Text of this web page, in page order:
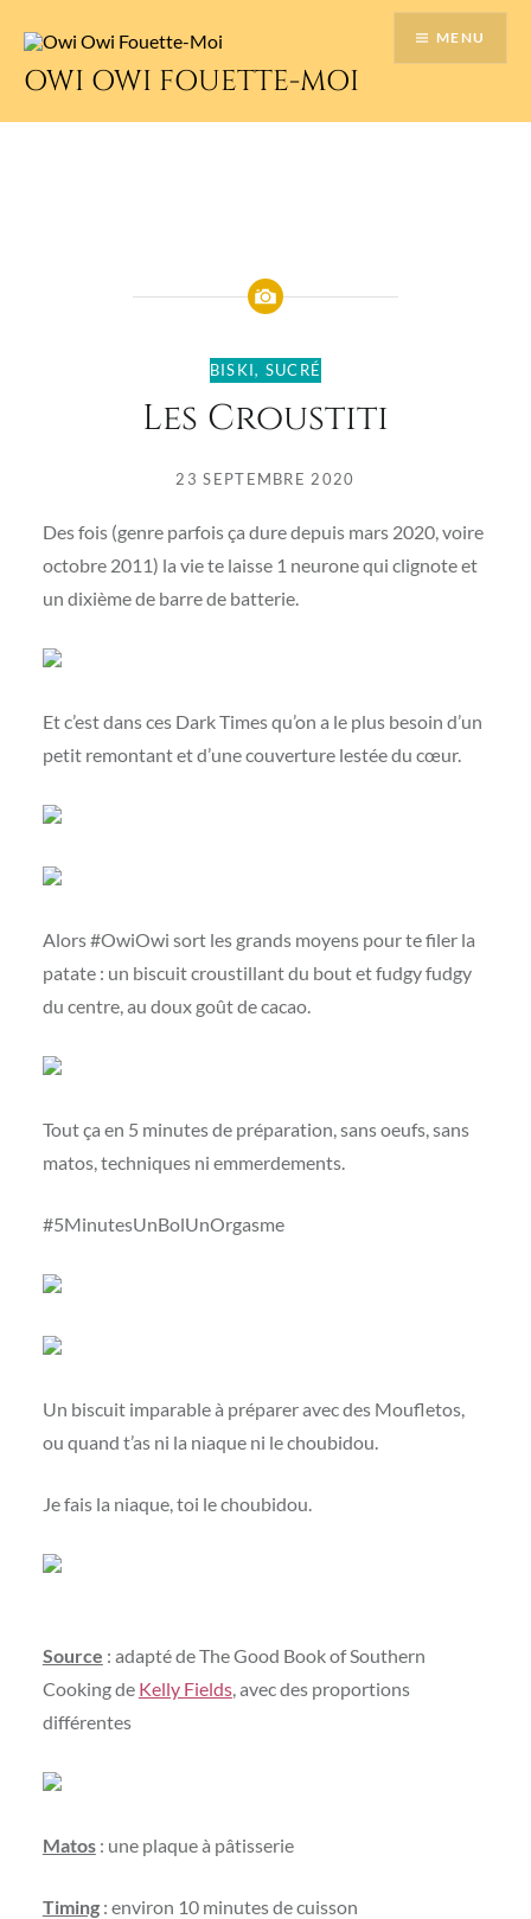
contenu
OWI OWI FOUETTE-MOI
MENU
BISKI, SUCRÉ
Les Croustiti
23 SEPTEMBRE 2020
Des fois (genre parfois ça dure depuis mars 2020, voire
octobre 2011) la vie te laisse 1 neurone qui clignote et
un dixième de barre de batterie.
Et c’est dans ces Dark Times qu’on a le plus besoin d’un
petit remontant et d’une couverture lestée du cœur.
Alors #OwiOwi sort les grands moyens pour te filer la
patate : un biscuit croustillant du bout et fudgy fudgy
du centre, au doux goût de cacao.
Tout ça en 5 minutes de préparation, sans oeufs, sans
matos, techniques ni emmerdements.
#5MinutesUnBolUnOrgasme
Un biscuit imparable à préparer avec des Moufletos,
ou quand t’as ni la niaque ni le choubidou.
Je fais la niaque, toi le choubidou.
Source : adapté de The Good Book of Southern
Cooking de Kelly Fields, avec des proportions
différentes
Matos: une plaque à pâtisserie
Timing: environ 10 minutes de cuisson